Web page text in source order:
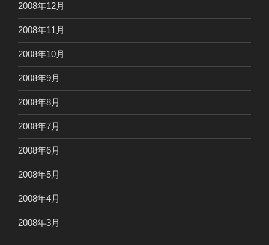
2008年12月
2008年11月
2008年10月
2008年9月
2008年8月
2008年7月
2008年6月
2008年5月
2008年4月
2008年3月